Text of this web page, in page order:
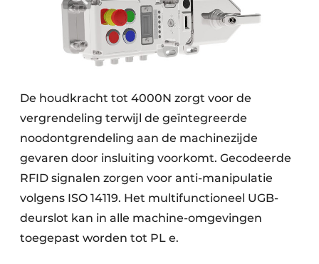
De houdkracht tot 4000N zorgt voor de
vergrendeling terwijl de geïntegreerde
noodontgrendeling aan de machinezijde
gevaren door insluiting voorkomt. Gecodeerde
RFID signalen zorgen voor anti-manipulatie
volgens ISO 14119. Het multifunctioneel UGB-
deurslot kan in alle machine-omgevingen
toegepast worden tot PL e.